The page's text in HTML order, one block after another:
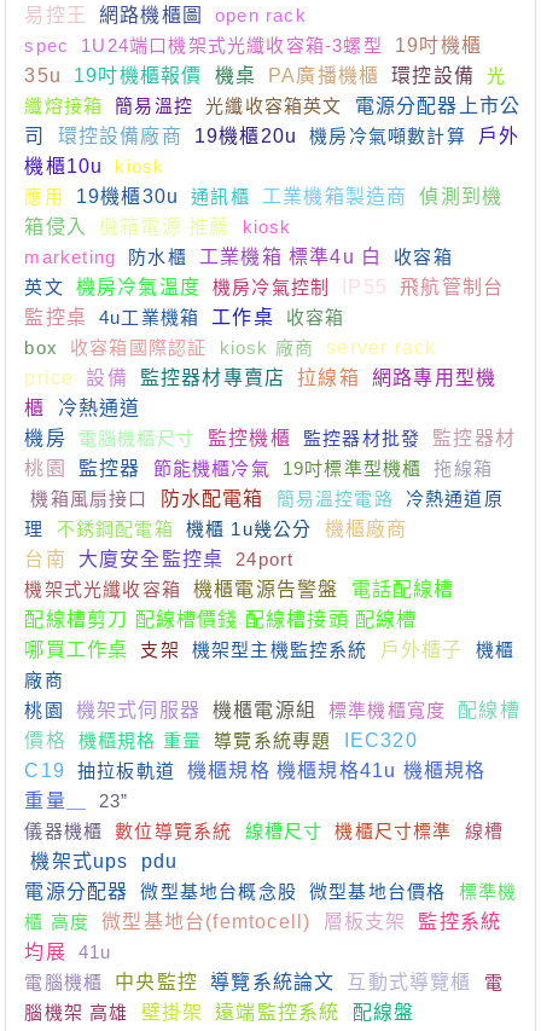
易控王
網路機櫃圖
open rack
spec
1U24端口機架式光纖收容箱-3螺型
19吋機櫃
35u
19吋機櫃報價 機桌 PA廣播機櫃 環控設備
光
纖熔接箱
簡易溫控 光纖收容箱英文
電源分配器上市公
司
環控設備廠商 19機櫃20u 機房冷氣噸數計算
戶外
機櫃10u
kiosk
應用
19機櫃30u 通訊櫃 工業機箱製造商
偵測到機
箱侵入
機箱電源 推薦
kiosk
marketing
防水櫃 工業機箱 標準4u 白
收容箱
英文
機房冷氣溫度 機房冷氣控制 IP55
飛航管制台
監控桌
4u工業機箱 工作桌
收容箱
box
收容箱國際認証 kiosk 廠商
server rack
price
設備 監控器材專賣店 拉線箱
網路專用型機
櫃
冷熱通道
機房
電腦機櫃尺寸 監控機櫃 監控器材批發
監控器材
桃園
監控器 節能機櫃冷氣 19吋標準型機櫃
拖線箱
機箱風扇接口
防水配電箱 簡易溫控電路
冷熱通道原
理
不銹鋼配電箱 機櫃 1u幾公分
機櫃廠商
台南
大廈安全監控桌
24port
機架式光纖收容箱
機櫃電源告警盤
電話配線槽
配線槽剪刀 配線槽價錢 配線槽接頭 配線槽
哪買工作桌
支架 機架型主機監控系統 戶外櫃子
機櫃
廠商
桃園
機架式伺服器 機櫃電源組 標準機櫃寬度
配線槽
價格
機櫃規格 重量 導覽系統專題
IEC320
C19
抽拉板軌道
機櫃規格 機櫃規格41u 機櫃規格
重量＿
23”
儀器機櫃
數位導覽系統 線槽尺寸 機櫃尺寸標準
線槽
機架式ups
pdu
電源分配器
微型基地台概念股 微型基地台價格
標準機
櫃 高度
微型基地台(femtocell) 層板支架
監控系統
均展
41u
電腦機櫃
中央監控 導覽系統論文 互動式導覽櫃
電
腦機架 高雄
壁掛架 遠端監控系統 配線盤